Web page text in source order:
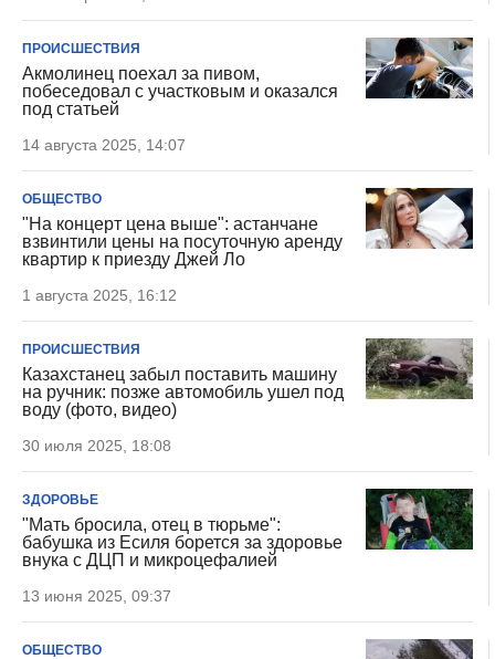
ПРОИСШЕСТВИЯ
Акмолинец поехал за пивом,
побеседовал с участковым и оказался
под статьей
14 августа 2025, 14:07
ОБЩЕСТВО
"На концерт цена выше": астанчане
взвинтили цены на посуточную аренду
квартир к приезду Джей Ло
1 августа 2025, 16:12
ПРОИСШЕСТВИЯ
Казахстанец забыл поставить машину
на ручник: позже автомобиль ушел под
воду (фото, видео)
30 июля 2025, 18:08
ЗДОРОВЬЕ
"Мать бросила, отец в тюрьме":
бабушка из Есиля борется за здоровье
внука с ДЦП и микроцефалией
13 июня 2025, 09:37
ОБЩЕСТВО